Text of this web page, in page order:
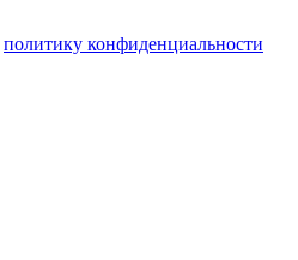
политику конфиденциальности